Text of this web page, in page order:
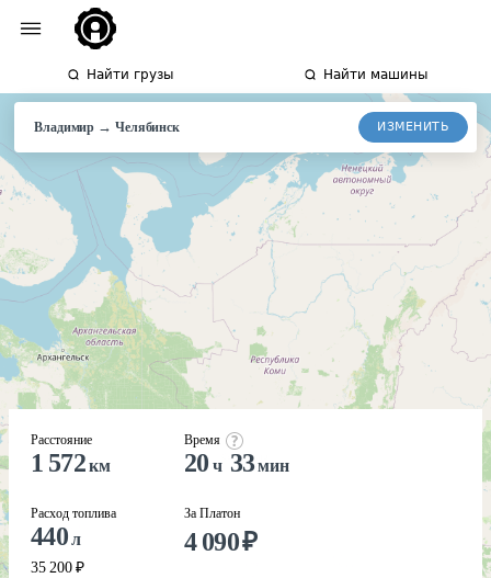
Найти грузы Найти машины
Владимир → Челябинск ИЗМЕНИТЬ
Расстояние
1 572км
Расход топлива
440л
35 200 ₽
Время
20 ч 33мин
За Платон
4 090₽